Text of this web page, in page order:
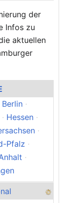
der
Infos zu
aktuellen
Berlin·
· Hessen ·
·
Pfalz ·
·